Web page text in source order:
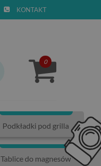
KONTAKT
0
Podkładki pod grilla
Tablice do magnesów